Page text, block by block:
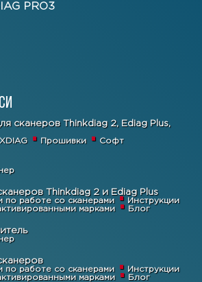
PRO3
сканеров Thinkdiag 2, Ediag Plus,
Прошивки Софт
Thinkdiag 2 и Ediag Plus
по работе со сканерами
Инструкции
марками
Блог
по работе со сканерами
Инструкции
марками
Блог